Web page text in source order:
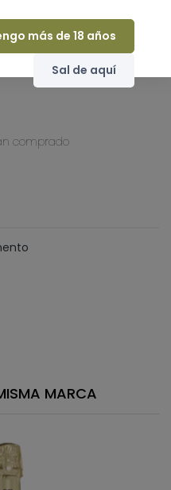
MARCA
comprado
más de 18 años
Sal de aquí